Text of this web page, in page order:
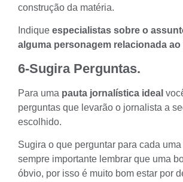
construção da matéria.
Indique especialistas sobre o
alguma personagem relacionada ao
6-Sugira Perguntas.
Para uma pauta jornalística ideal
perguntas que levarão o jornalista a
escolhido.
Sugira o que perguntar para cada
sempre importante lembrar que uma
óbvio, por isso é muito bom estar por